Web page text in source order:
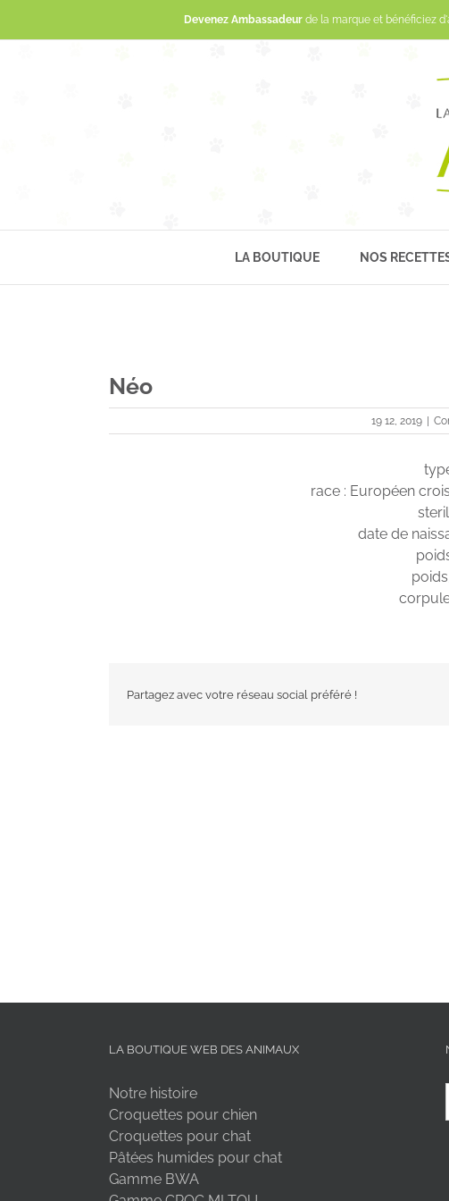
Devenez Ambassadeurde la marque et bénéficiez
LA BOUTIQUE NOS
Néo
19 12, 2019
race : Européen
date de
Partagez avec votre réseau social préféré !
LA BOUTIQUE WEB DES ANIMAUX
Notre histoire
Croquettes pour chien
Croquettes pour chat
Pâtées humides pour chat
Gamme BWA